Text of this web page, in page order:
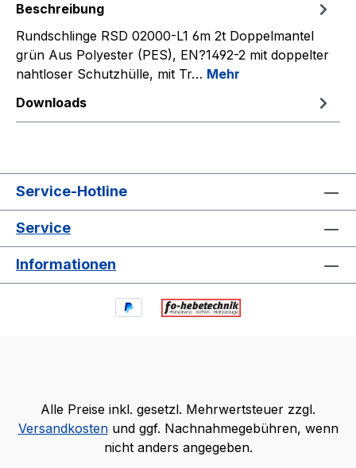
Beschreibung
Rundschlinge RSD 02000-L1 6m 2t Doppelmantel
grün Aus Polyester (PES), EN?1492-2 mit doppelter
nahtloser Schutzhülle, mit Tr… Mehr
Downloads
Service-Hotline
Service
Informationen
Alle Preise inkl. gesetzl. Mehrwertsteuer zzgl.
Versandkostenund ggf. Nachnahmegebühren, wenn
nicht anders angegeben.